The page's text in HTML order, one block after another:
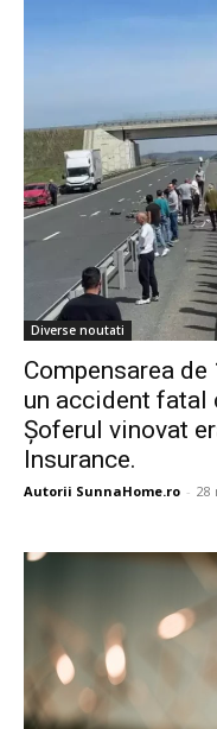
Diverse noutati
Compensarea
un accident fatal
Șoferul vinovat
Insurance.
Autorii SunnaHome.ro - 28